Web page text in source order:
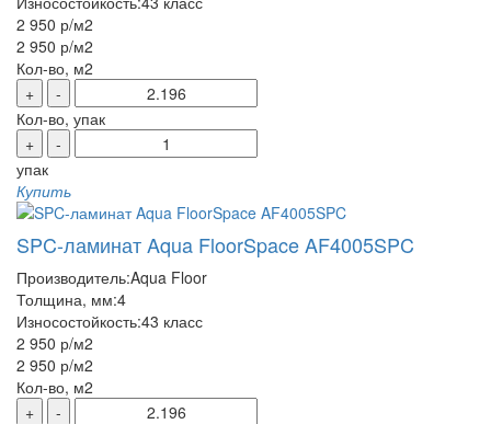
2 950 р/м2
2 950 р/м2
Кол-во, м2
+
-
Кол-во, упак
+
-
упак
Купить
SPC-ламинат Aqua FloorSpace AF4005SPC
Производитель:Aqua Floor
Толщина, мм:4
Износостойкость:43 класс
2 950 р/м2
2 950 р/м2
Кол-во, м2
+
-